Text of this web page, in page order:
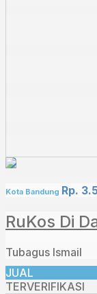
Kota Bandung Rp.
RuKos Di
Tubagus Ismail
JUAL
TERVERIFIKASI